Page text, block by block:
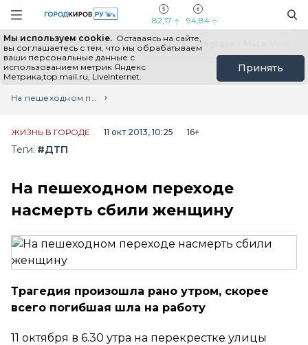
Навигация сайта
82,17 94,84
Мы используем cookie. Оставаясь на сайте,
вы соглашаетесь с тем, что мы обрабатываем
ваши персональные данные с
использованием метрик Яндекс
Метрика,top.mail.ru, LiveInternet.
Принять
Выборы - 2026 Все новости Мы в Telegram
Главная
Лента новостей
На пешеходном переходе насмерть сбили женщину
ЖИЗНЬ В ГОРОДЕ 11 окт 2013, 10:25 16+
Теги: #ДТП
На пешеходном переходе
насмерть сбили женщину
Трагедия произошла рано утром, скорее
всего погибшая шла на работу
11 октября в 6.30 утра на перекрестке улицы